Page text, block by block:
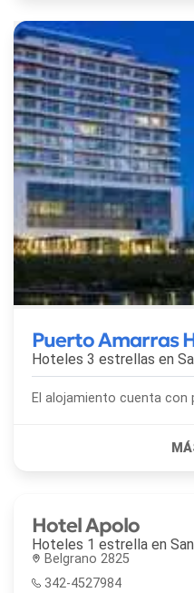
Puerto Amarras
Hoteles 3 estrellas en
Hotel Apolo
Hoteles 1 estrella en
Belgrano 2825
342-4527984